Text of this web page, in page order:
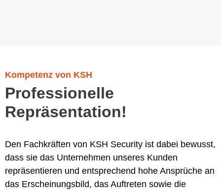
Kompetenz von KSH
Professionelle
Repräsentation!
Den Fachkräften von KSH Security ist dabei bewusst,
dass sie das Unternehmen unseres Kunden
repräsentieren und entsprechend hohe Ansprüche an
das Erscheinungsbild, das Auftreten sowie die